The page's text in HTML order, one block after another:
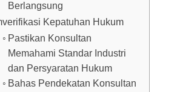
Berlangsung
Kepatuhan Hukum
Pastikan Konsultan
Memahami Standar Industri
dan Persyaratan Hukum
Bahas Pendekatan Konsultan